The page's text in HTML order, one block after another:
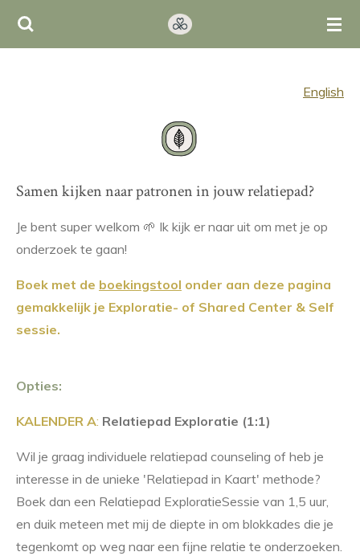
Ga
English
Samen kijken naar patronen in jouw relatiepad?
Je bent super welkom 🌱 Ik kijk er naar uit om met je op
onderzoek te gaan!
Boek met de boekingstool onder aan deze pagina
gemakkelijk je Exploratie- of Shared Center & Self
sessie.
Opties:
KALENDER A: Relatiepad Exploratie (1:1)
Wil je graag individuele relatiepad counseling of heb je
interesse in de unieke 'Relatiepad in Kaart' methode?
Boek dan een Relatiepad ExploratieSessie van 1,5 uur,
en duik meteen met mij de diepte in om blokkades die je
tegenkomt op weg naar een fijne relatie te onderzoeken.